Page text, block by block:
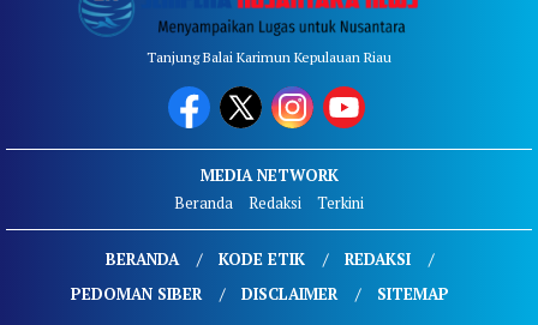
Tanjung Balai Karimun Kepulauan Riau
MEDIA NETWORK
Beranda
Redaksi Terkini
BERANDA KODE ETIK
REDAKSI
PEDOMAN SIBER
DISCLAIMER SITEMAP